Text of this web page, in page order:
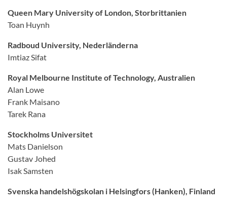
Queen Mary University of London, Storbrittanien
Toan Huynh
Radboud University, Nederländerna
Imtiaz Sifat
Royal Melbourne Institute of Technology, Australien
Alan Lowe
Frank Maisano
Tarek Rana
Stockholms Universitet
Mats Danielson
Gustav Johed
Isak Samsten
Svenska handelshögskolan i Helsingfors (Hanken), Finland